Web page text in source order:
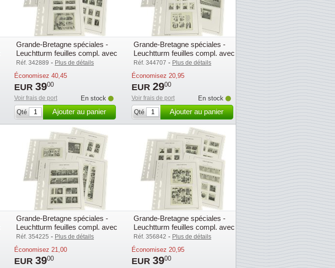
Grande-Bretagne spéciales -
Leuchtturm feuilles compl. avec
pochettes (SF) - 2011
Réf. 342889 - Plus de détails
Économisez 40,45
EUR 3900
Voir frais de port
En stock
Qté
Ajouter au panier
Grande-Bretagne spéciales -
Leuchtturm feuilles compl. avec
pochettes (SF) - 2012
Réf. 344707 - Plus de détails
Économisez 20,95
EUR 2900
Voir frais de port
En stock
Qté
Ajouter au panier
Grande-Bretagne spéciales -
Leuchtturm feuilles compl. avec
pochettes (SF) - 2015
Réf. 354225 - Plus de détails
Économisez 21,00
EUR 3900
Grande-Bretagne spéciales -
Leuchtturm feuilles compl. avec
pochettes (SF) - 2016
Réf. 356842 - Plus de détails
Économisez 20,95
EUR 3900